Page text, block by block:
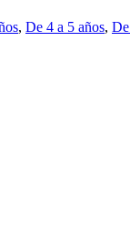
, De 4 a 5 años,